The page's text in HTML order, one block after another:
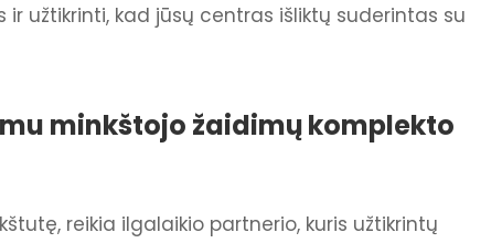
užtikrinti, kad jūsų centras išliktų suderintas su
minkštojo žaidimų komplekto
reikia ilgalaikio partnerio, kuris užtikrintų